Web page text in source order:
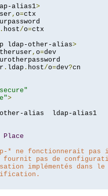
alias1>
, o=ctx
. host/o=ctx
ldap-other-alias>
, o=dev
. ldap . host/o=dev?
>
alias  ldap-alias1
Place
* ne fonctionnerait
fournit pas de
implémentés dans le